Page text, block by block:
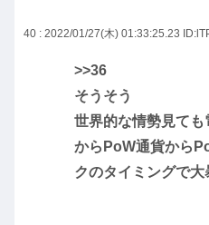
40 : 2022/01/27(木) 01:33:25.23
>>36
そうそう
世界的な情勢見て
からPoW通貨から
クのタイミングで大